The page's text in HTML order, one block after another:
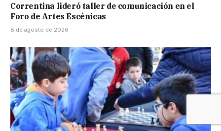
Correntina lideró taller de comunicación en el
Foro de Artes Escénicas
8 de agosto de 2026